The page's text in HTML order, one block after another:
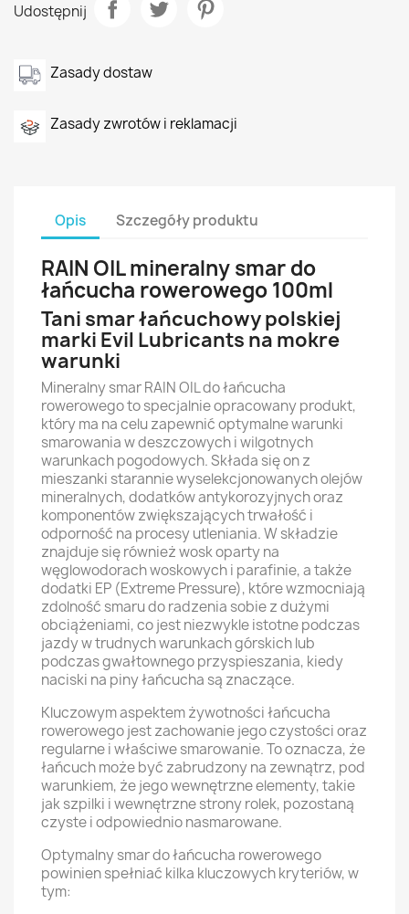
Udostępnij
Zasady dostaw
Zasady zwrotów i reklamacji
Opis Szczegóły produktu
RAIN OIL mineralny smar do
łańcucha rowerowego 100ml
Tani smar łańcuchowy polskiej
marki Evil Lubricants na mokre
warunki
Mineralny smar RAIN OIL do łańcucha
rowerowego to specjalnie opracowany produkt,
który ma na celu zapewnić optymalne warunki
smarowania w deszczowych i wilgotnych
warunkach pogodowych. Składa się on z
mieszanki starannie wyselekcjonowanych olejów
mineralnych, dodatków antykorozyjnych oraz
komponentów zwiększających trwałość i
odporność na procesy utleniania. W składzie
znajduje się również wosk oparty na
węglowodorach woskowych i parafinie, a także
dodatki EP (Extreme Pressure), które wzmocniają
zdolność smaru do radzenia sobie z dużymi
obciążeniami, co jest niezwykle istotne podczas
jazdy w trudnych warunkach górskich lub
podczas gwałtownego przyspieszania, kiedy
naciski na piny łańcucha są znaczące.
Kluczowym aspektem żywotności łańcucha
rowerowego jest zachowanie jego czystości oraz
regularne i właściwe smarowanie. To oznacza, że
łańcuch może być zabrudzony na zewnątrz, pod
warunkiem, że jego wewnętrzne elementy, takie
jak szpilki i wewnętrzne strony rolek, pozostaną
czyste i odpowiednio nasmarowane.
Optymalny smar do łańcucha rowerowego
powinien spełniać kilka kluczowych kryteriów, w
tym: